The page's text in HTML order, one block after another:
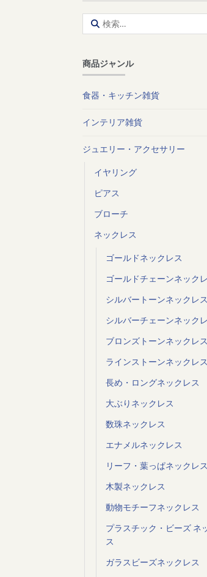
索:
商品ジャンル
食器・キッチン雑貨
インテリア雑貨
ジュエリー・アクセサリー
イヤリング
ピアス
ブローチ
ネックレス
ゴールドネックレス
ゴールドチェーンネック
シルバートーンネックレス
シルバーチェーンネック
ブロンズトーンネックレス
ラインストーンネックレス
長め・ロングネックレス
大ぶりネックレス
数珠ネックレス
エナメルネックレス
リーフ・葉っぱネックレス
木製ネックレス
動物モチーフネックレス
プラスチック・ビーズ ネ
ス
ガラスビーズネックレス